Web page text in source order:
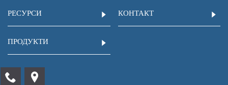
РЕСУРСИ КОНТАКТ
ПРОДУКТИ